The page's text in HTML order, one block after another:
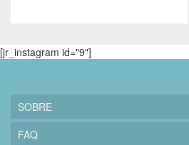
[jr_instagram id="9"]
SOBRE
FAQ